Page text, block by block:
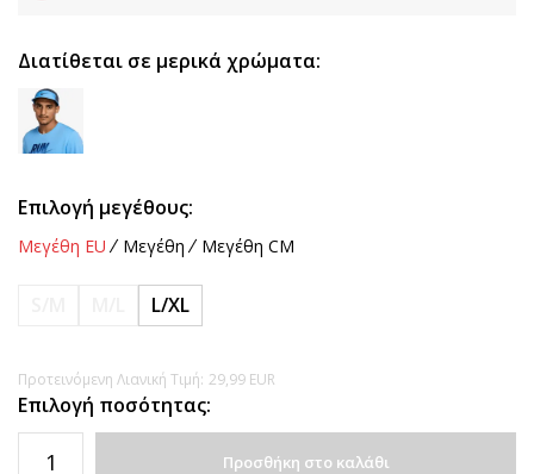
Διατίθεται σε μερικά χρώματα:
Επιλογή μεγέθους:
Μεγέθη EU Μεγέθη Μεγέθη CM
L/XL
Προτεινόμενη Λιανική Τιμή: 29,99 EUR
Επιλογή ποσότητας:
Προσθήκη στο καλάθι